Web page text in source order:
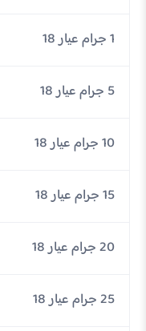
1 جرام عيار 18
5 جرام عيار 18
10 جرام عيار 18
15 جرام عيار 18
20 جرام عيار 18
25 جرام عيار 18